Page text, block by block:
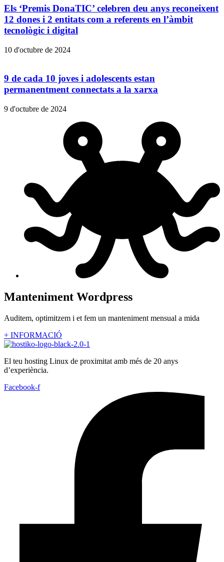
Els ‘Premis DonaTIC’ celebren deu anys reconeixent
12 dones i 2 entitats com a referents en l’àmbit
tecnològic i digital
10 d'octubre de 2024
9 de cada 10 joves i adolescents estan
permanentment connectats a la xarxa
9 d'octubre de 2024
Manteniment Wordpress
Auditem, optimitzem i et fem un manteniment mensual a mida
+ INFORMACIÓ
El teu hosting Linux de proximitat amb més de 20 anys
d’experiència.
Facebook-f